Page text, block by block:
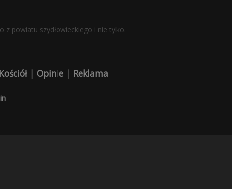
z powiatu szydłowieckiego i nie tylko.
Kościół| Opinie | Reklama